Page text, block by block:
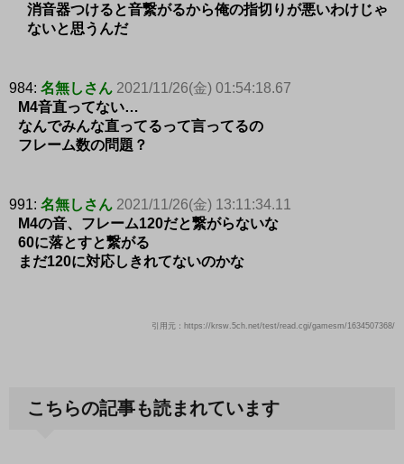
消音器つけると音繋がるから俺の指切りが悪いわけじゃ
ないと思うんだ
984: 名無しさん 2021/11/26(金) 01:54:18.67
M4音直ってない…
なんでみんな直ってるって言ってるの
フレーム数の問題？
991: 名無しさん 2021/11/26(金) 13:11:34.11
M4の音、フレーム120だと繋がらないな
60に落とすと繋がる
まだ120に対応しきれてないのかな
引用元：https://krsw.5ch.net/test/read.cgi/gamesm/1634507368/
こちらの記事も読まれています